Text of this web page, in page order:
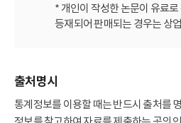
* 개인이 작성한 논문이 유료
등재되어 판매되는 경우는 상
출처명시
통계정보를 이용할 때는 반드시 출처를